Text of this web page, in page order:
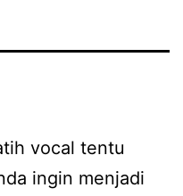
vocal tentu
ingin menjadi